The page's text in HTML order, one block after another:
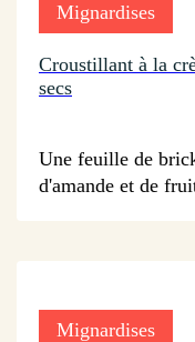
Mignardises
Croustillant à la
secs
Une feuille de
d'amande et de
Mignardises